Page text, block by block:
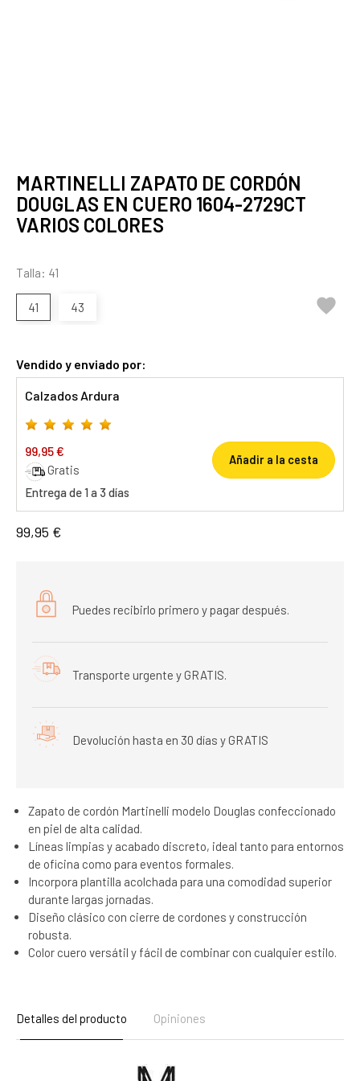
MARTINELLI ZAPATO DE CORDÓN
DOUGLAS EN CUERO 1604-2729CT
VARIOS COLORES
Talla: 41
41 43 
Vendido y enviado por:
Calzados Ardura
99,95 €
Gratis
Entrega de 1 a 3 días
Añadir a la cesta
99,95 €
Puedes recibirlo primero y pagar después.
Transporte urgente y GRATIS.
Devolución hasta en 30 días y GRATIS
Zapato de cordón Martinelli modelo Douglas confeccionado
en piel de alta calidad.
Líneas limpias y acabado discreto, ideal tanto para entornos
de oficina como para eventos formales.
Incorpora plantilla acolchada para una comodidad superior
durante largas jornadas.
Diseño clásico con cierre de cordones y construcción
robusta.
Color cuero versátil y fácil de combinar con cualquier estilo.
Detalles del producto Opiniones